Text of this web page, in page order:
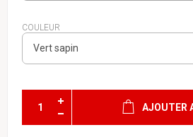
COULEUR
AJOUTER